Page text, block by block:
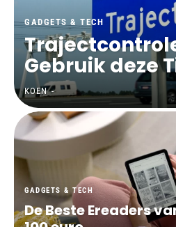
GADGETS & TECH
Gebruik deze
KOEN -
GADGETS & TECH
De Beste Ereaders